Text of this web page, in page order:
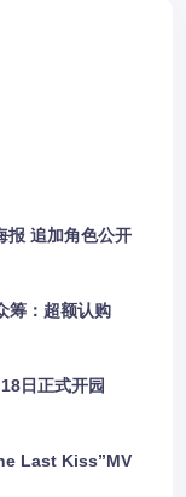
报 追加角色公开
筹：超额认购
日正式开园
Last Kiss”MV